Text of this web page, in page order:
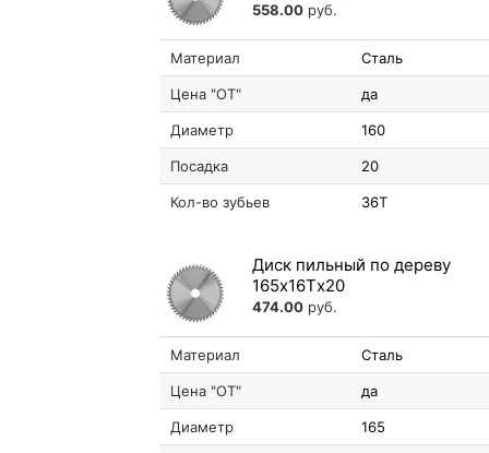
558.00 руб.
Материал Сталь
Цена "ОТ" да
Диаметр 160
Посадка 20
Кол-во зубьев 36T
Диск пильный по дереву
165х16Tх20
474.00 руб.
Материал Сталь
Цена "ОТ" да
Диаметр 165